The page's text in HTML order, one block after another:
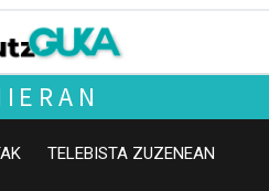
TELEBISTA ZUZENEAN